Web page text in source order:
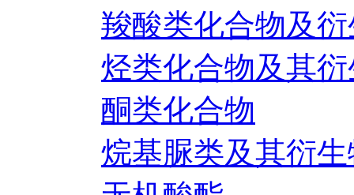
羧酸类化合物及
烃类化合物及其
酮类化合物
烷基脲类及其衍